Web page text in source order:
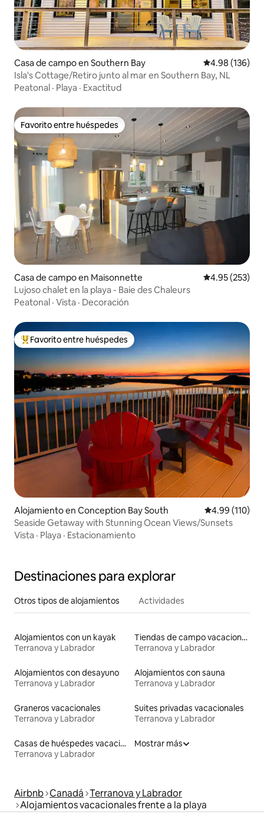
Casa de campo en Southern Bay Calificación
4.98 (136)
Isla's Cottage/Retiro junto al mar en Southern Bay, NL
Peatonal · Playa · Exactitud
Favorito entre huéspedes
Favorito entre huéspedes
Casa de campo en Maisonnette Calificación
4.95 (253)
Lujoso chalet en la playa - Baie des Chaleurs
Peatonal · Vista · Decoración
Favorito entre huéspedes preferido
Favorito entre huéspedes
Alojamiento en Conception Bay South Calificación
4.99 (110)
Seaside Getaway with Stunning Ocean Views/Sunsets
Vista · Playa · Estacionamiento
Destinaciones para explorar
Otros tipos de alojamientos Actividades
Alojamientos con un kayak
Terranova y Labrador
Tiendas de campo vacacionales
Terranova y Labrador
Alojamientos con desayuno
Terranova y Labrador
Alojamientos con sauna
Terranova y Labrador
Graneros vacacionales
Terranova y Labrador
Suites privadas vacacionales
Terranova y Labrador
Casas de huéspedes vacacionales
Terranova y Labrador
Mostrar más
Airbnb Canadá Terranova y Labrador
Alojamientos vacacionales frente a la playa